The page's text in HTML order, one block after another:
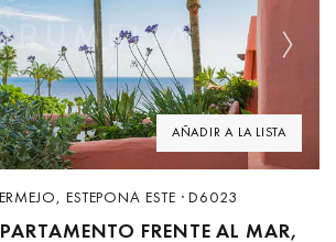
AÑADIR A LA LISTA
Next
ESTEPONA ESTE · D6023
FRENTE AL MAR,